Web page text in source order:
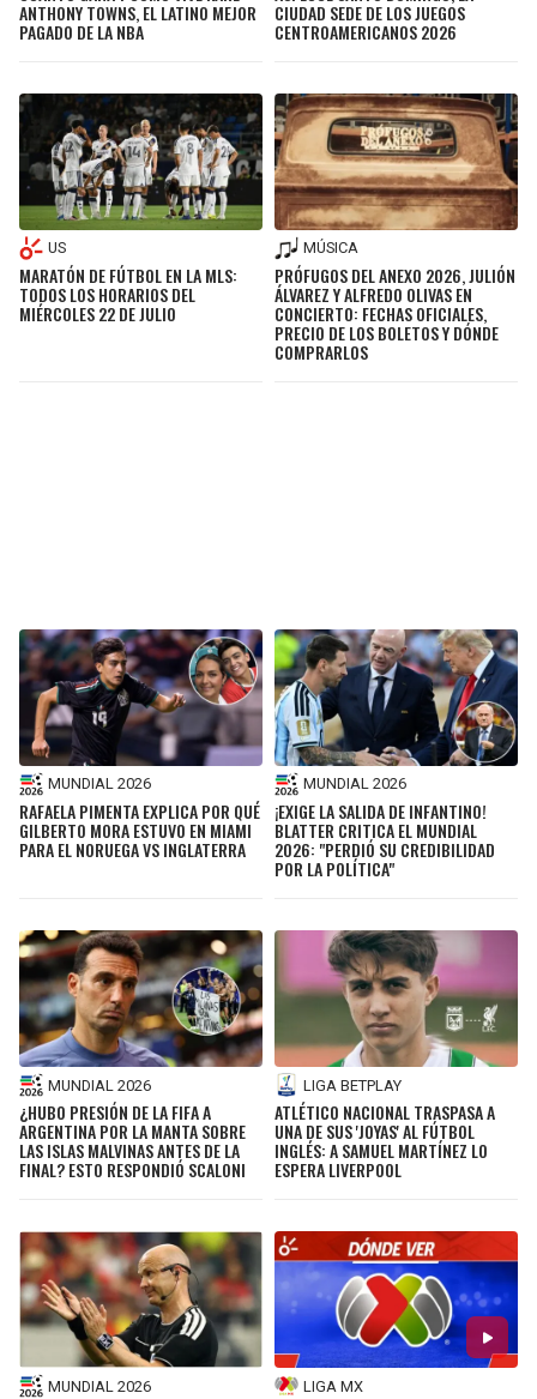
ANTHONY TOWNS, EL LATINO MEJOR
PAGADO DE LA NBA
CIUDAD SEDE DE LOS JUEGOS
CENTROAMERICANOS 2026
US
MARATÓN DE FÚTBOL EN LA MLS:
TODOS LOS HORARIOS DEL
MIÉRCOLES 22 DE JULIO
MÚSICA
PRÓFUGOS DEL ANEXO 2026, JULIÓN
ÁLVAREZ Y ALFREDO OLIVAS EN
CONCIERTO: FECHAS OFICIALES,
PRECIO DE LOS BOLETOS Y DÓNDE
COMPRARLOS
MUNDIAL 2026
RAFAELA PIMENTA EXPLICA POR QUÉ
GILBERTO MORA ESTUVO EN MIAMI
PARA EL NORUEGA VS INGLATERRA
MUNDIAL 2026
¡EXIGE LA SALIDA DE INFANTINO!
BLATTER CRITICA EL MUNDIAL
2026: "PERDIÓ SU CREDIBILIDAD
POR LA POLÍTICA"
MUNDIAL 2026
¿HUBO PRESIÓN DE LA FIFA A
ARGENTINA POR LA MANTA SOBRE
LAS ISLAS MALVINAS ANTES DE LA
FINAL? ESTO RESPONDIÓ SCALONI
LIGA BETPLAY
ATLÉTICO NACIONAL TRASPASA A
UNA DE SUS 'JOYAS' AL FÚTBOL
INGLÉS: A SAMUEL MARTÍNEZ LO
ESPERA LIVERPOOL
MUNDIAL 2026 LIGA MX